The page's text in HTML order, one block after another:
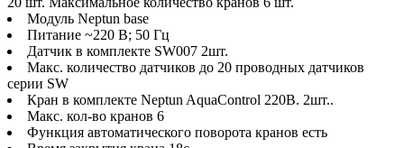
Модуль Neptun base
Питание ~220 В; 50 Гц
Датчик в комплекте SW007 2шт.
Макс. количество датчиков до 20 проводных датчиков
серии SW
Кран в комплекте Neptun AquaControl 220В. 2шт..
Макс. кол-во кранов 6
Функция автоматического поворота кранов есть